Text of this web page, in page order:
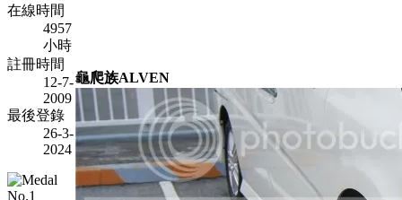
在線時間
4957
小時
註冊時間
12-7-
2009
最後登錄
26-3-
2024
龜爬族ALVEN